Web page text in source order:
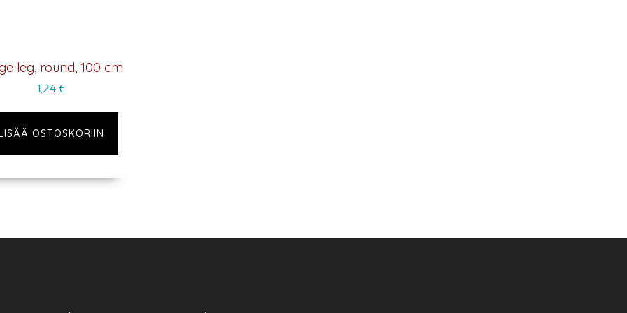
leg, round, 100 cm
1,24 €
OSTOSKORIIN